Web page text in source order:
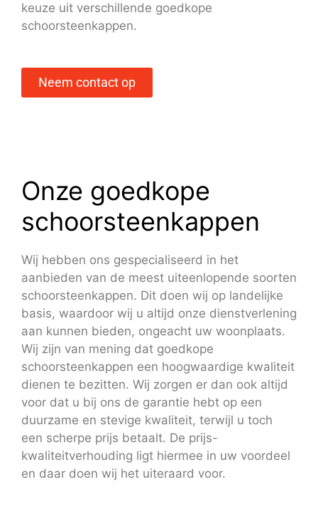
keuze uit verschillende goedkope
schoorsteenkappen.
Neem contact op
Onze goedkope
schoorsteenkappen
Wij hebben ons gespecialiseerd in het
aanbieden van de meest uiteenlopende soorten
schoorsteenkappen. Dit doen wij op landelijke
basis, waardoor wij u altijd onze dienstverlening
aan kunnen bieden, ongeacht uw woonplaats.
Wij zijn van mening dat goedkope
schoorsteenkappen een hoogwaardige kwaliteit
dienen te bezitten. Wij zorgen er dan ook altijd
voor dat u bij ons de garantie hebt op een
duurzame en stevige kwaliteit, terwijl u toch
een scherpe prijs betaalt. De prijs-
kwaliteitverhouding ligt hiermee in uw voordeel
en daar doen wij het uiteraard voor.